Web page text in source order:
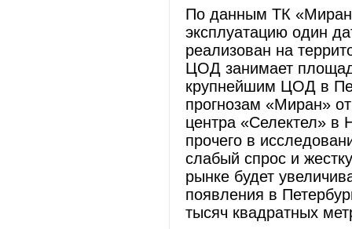
По данным ТК
эксплуатацию один
реализован на
ЦОД занимает
крупнейшим ЦОД в
прогнозам «Миран»
центра «Селектел» в
прочего в
слабый спрос и
рынке будет
появления в
тысяч квадратных